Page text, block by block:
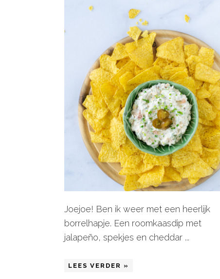
Joejoe! Ben ik weer met een heerlijk
borrelhapje. Een roomkaasdip met
jalapeño, spekjes en cheddar ...
LEES VERDER »